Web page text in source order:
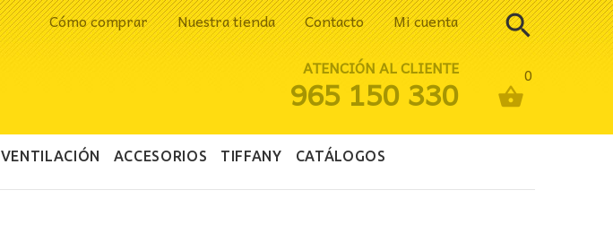
Cómo comprar Nuestra tienda Contacto Mi cuenta
0
ATENCIÓN AL CLIENTE
965 150 330
VENTILACIÓN ACCESORIOS TIFFANY CATÁLOGOS